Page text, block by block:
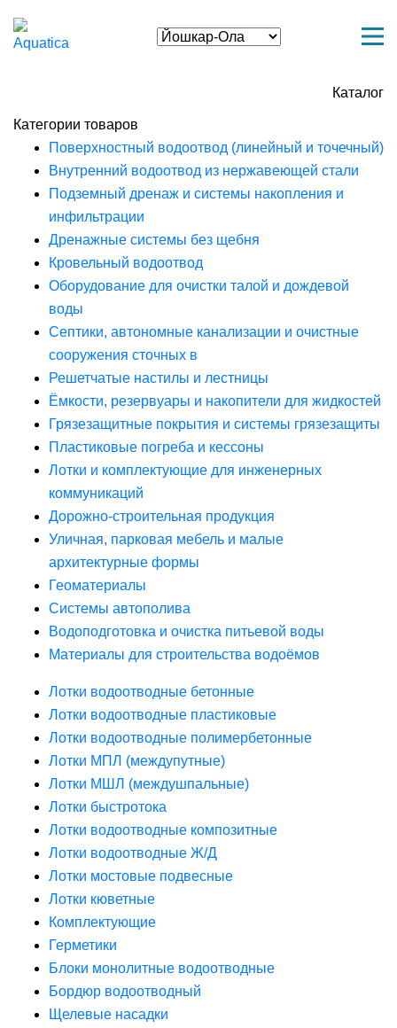
Каталог
Категории товаров
Поверхностный водоотвод (линейный и точечный)
Внутренний водоотвод из нержавеющей стали
Подземный дренаж и системы накопления и
инфильтрации
Дренажные системы без щебня
Кровельный водоотвод
Оборудование для очистки талой и дождевой
воды
Септики, автономные канализации и очистные
сооружения сточных в
Решетчатые настилы и лестницы
Ёмкости, резервуары и накопители для жидкостей
Грязезащитные покрытия и системы грязезащиты
Пластиковые погреба и кессоны
Лотки и комплектующие для инженерных
коммуникаций
Дорожно-строительная продукция
Уличная, парковая мебель и малые
архитектурные формы
Геоматериалы
Системы автополива
Водоподготовка и очистка питьевой воды
Материалы для строительства водоёмов
Лотки водоотводные бетонные
Лотки водоотводные пластиковые
Лотки водоотводные полимербетонные
Лотки МПЛ (междупутные)
Лотки МШЛ (междушпальные)
Лотки быстротока
Лотки водоотводные композитные
Лотки водоотводные Ж/Д
Лотки мостовые подвесные
Лотки кюветные
Комплектующие
Герметики
Блоки монолитные водоотводные
Бордюр водоотводный
Щелевые насадки